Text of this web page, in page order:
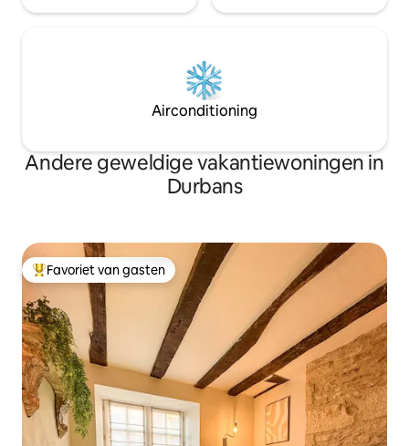
Airconditioning
Andere geweldige vakantiewoningen in
Durbans
Topfavoriet van gasten
Favoriet van gasten